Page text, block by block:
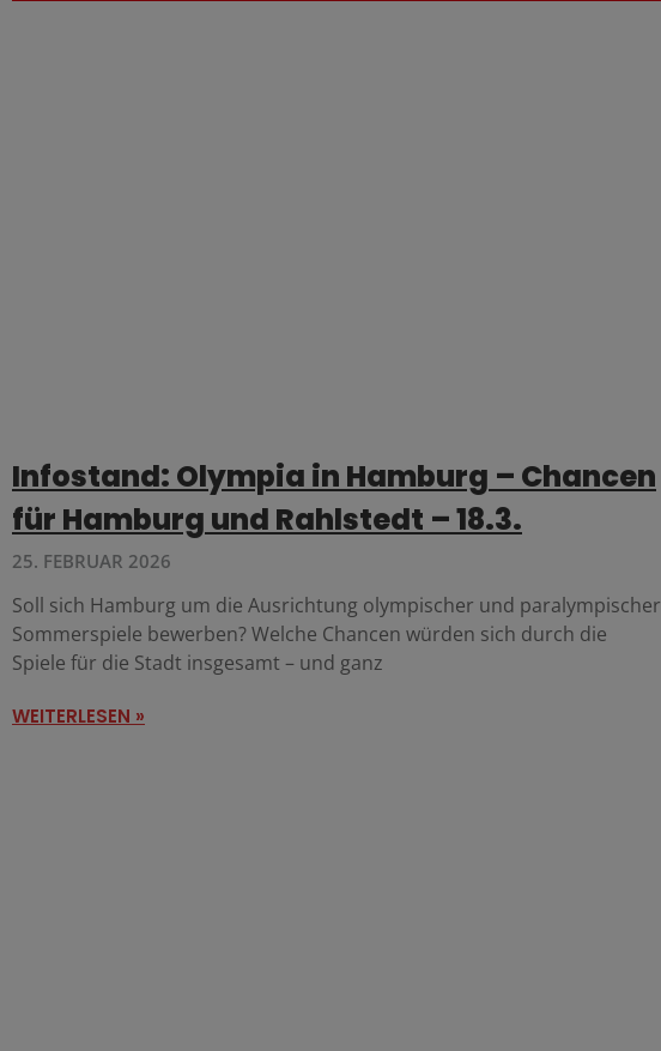
Infostand: Olympia in Hamburg – Chancen
für Hamburg und Rahlstedt – 18.3.
25. FEBRUAR 2026
Soll sich Hamburg um die Ausrichtung olympischer und paralympischer
Sommerspiele bewerben? Welche Chancen würden sich durch die
Spiele für die Stadt insgesamt – und ganz
WEITERLESEN »